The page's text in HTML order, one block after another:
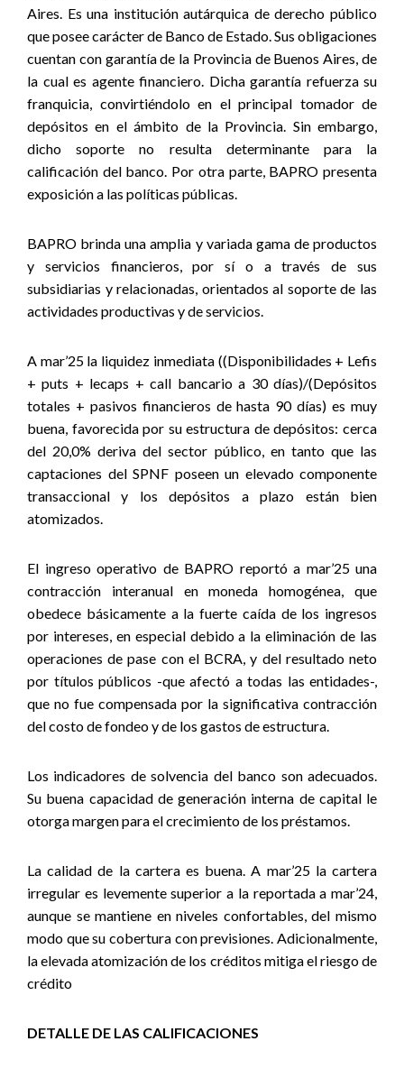
Aires. Es una institución autárquica de derecho público
que posee carácter de Banco de Estado. Sus obligaciones
cuentan con garantía de la Provincia de Buenos Aires, de
la cual es agente financiero. Dicha garantía refuerza su
franquicia, convirtiéndolo en el principal tomador de
depósitos en el ámbito de la Provincia. Sin embargo,
dicho soporte no resulta determinante para la
calificación del banco. Por otra parte, BAPRO presenta
exposición a las políticas públicas.
BAPRO brinda una amplia y variada gama de productos
y servicios financieros, por sí o a través de sus
subsidiarias y relacionadas, orientados al soporte de las
actividades productivas y de servicios.
A mar’25 la liquidez inmediata ((Disponibilidades + Lefis
+ puts + lecaps + call bancario a 30 días)/(Depósitos
totales + pasivos financieros de hasta 90 días) es muy
buena, favorecida por su estructura de depósitos: cerca
del 20,0% deriva del sector público, en tanto que las
captaciones del SPNF poseen un elevado componente
transaccional y los depósitos a plazo están bien
atomizados.
El ingreso operativo de BAPRO reportó a mar’25 una
contracción interanual en moneda homogénea, que
obedece básicamente a la fuerte caída de los ingresos
por intereses, en especial debido a la eliminación de las
operaciones de pase con el BCRA, y del resultado neto
por títulos públicos -que afectó a todas las entidades-,
que no fue compensada por la significativa contracción
del costo de fondeo y de los gastos de estructura.
Los indicadores de solvencia del banco son adecuados.
Su buena capacidad de generación interna de capital le
otorga margen para el crecimiento de los préstamos.
La calidad de la cartera es buena. A mar’25 la cartera
irregular es levemente superior a la reportada a mar’24,
aunque se mantiene en niveles confortables, del mismo
modo que su cobertura con previsiones. Adicionalmente,
la elevada atomización de los créditos mitiga el riesgo de
crédito
DETALLE DE LAS CALIFICACIONES